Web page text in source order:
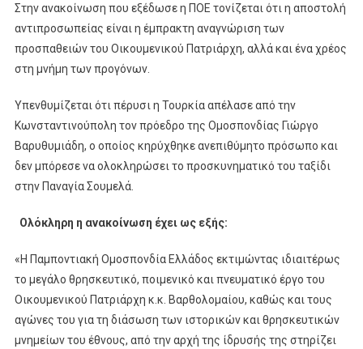
Στην ανακοίνωση που εξέδωσε η ΠΟΕ τονίζεται ότι η αποστολή
αντιπροσωπείας είναι η έμπρακτη αναγνώριση των
προσπαθειών του Οικουμενικού Πατριάρχη, αλλά και ένα χρέος
στη μνήμη των προγόνων.
Υπενθυμίζεται ότι πέρυσι η Τουρκία απέλασε από την
Κωνσταντινούπολη τον πρόεδρο της Ομοσπονδίας Γιώργο
Βαρυθυμιάδη, ο οποίος κηρύχθηκε ανεπιθύμητο πρόσωπο και
δεν μπόρεσε να ολοκληρώσει το προσκυνηματικό του ταξίδι
στην Παναγία Σουμελά.
Ολόκληρη η ανακοίνωση έχει ως εξής:
«Η Παμποντιακή Ομοσπονδία Ελλάδος εκτιμώντας ιδιαιτέρως
το μεγάλο θρησκευτικό, ποιμενικό και πνευματικό έργο του
Οικουμενικού Πατριάρχη κ.κ. Βαρθολομαίου, καθώς και τους
αγώνες του για τη διάσωση των ιστορικών και θρησκευτικών
μνημείων του έθνους, από την αρχή της ίδρυσής της στηρίζει